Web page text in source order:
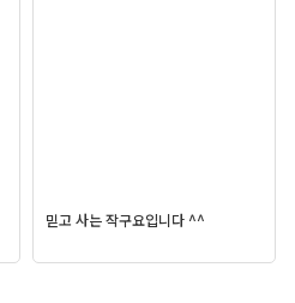
믿고 사는 작구요입니다 ^^